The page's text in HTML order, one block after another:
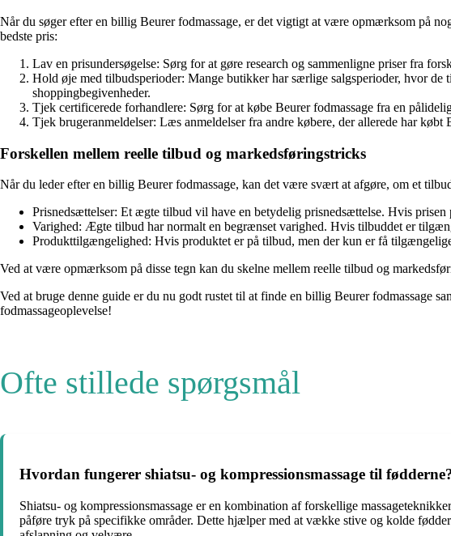
Når du søger efter en billig Beurer fodmassage, er det vigtigt at være opmærksom på
bedste pris:
Lav en prisundersøgelse: Sørg for at gøre research og sammenligne priser fra
Hold øje med tilbudsperioder: Mange butikker har særlige salgsperioder, hvor
shoppingbegivenheder.
Tjek certificerede forhandlere: Sørg for at købe Beurer fodmassage fra en
Tjek brugeranmeldelser: Læs anmeldelser fra andre købere, der allerede har
Forskellen mellem reelle tilbud og markedsføringstricks
Når du leder efter en billig Beurer fodmassage, kan det være svært at afgøre, om et
Prisnedsættelser: Et ægte tilbud vil have en betydelig prisnedsættelse. Hvis
Varighed: Ægte tilbud har normalt en begrænset varighed. Hvis tilbuddet er
Produkttilgængelighed: Hvis produktet er på tilbud, men der kun er få
Ved at være opmærksom på disse tegn kan du skelne mellem reelle tilbud og
Ved at bruge denne guide er du nu godt rustet til at finde en billig Beurer fodmassage
fodmassageoplevelse!
Ofte stillede spørgsmål
Hvordan fungerer shiatsu- og kompressionsmassage til
Shiatsu- og kompressionsmassage er en kombination af forskellige
påføre tryk på specifikke områder. Dette hjælper med at vække stive og kolde